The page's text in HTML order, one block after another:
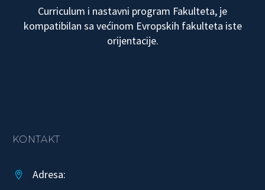
Curriculum i nastavni program Fakulteta, je
kompatibilan sa većinom Evropskih fakulteta iste
orijentacije.
KONTAKT


Adresa: